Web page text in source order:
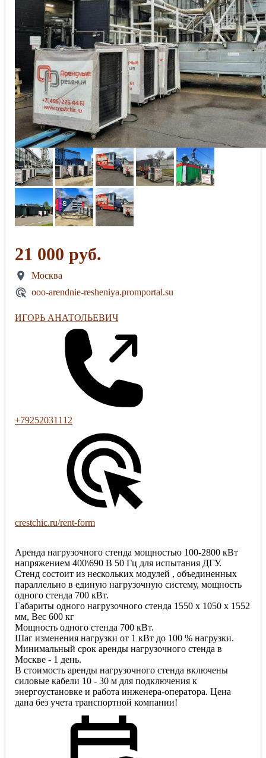
21 000 руб.
Москва
ooo-arendnie-resheniya.promportal.su
ИГОРЬ АНАТОЛЬЕВИЧ
+79252031112
crestchic.ru/rent-form
Аренда нагрузочного стенда мощностью 100-2800 кВт
напряжением 400\690 В 50 Гц для испытания ДГУ.
Стенд состоит из нескольких модулей , объединенных
параллельно в единую нагрузочную систему, мощность
одного стенда 700 кВт.
Габариты одного нагрузочного стенда 1550 x 1050 x 1552
мм, Вес 600 кг
Мощность одного стенда 700 кВт.
Шаг изменения нагрузки от 1 кВт до 100 % нагрузки.
Минимальный срок аренды нагрузочного стенда в
Москве - 1 день.
В стоимость аренды нагрузочного стенда включены
силовые кабели 10 - 30 м для подключения к
энергоустановке и работа инженера-оператора. Цена
дана без учета транспортной компании!